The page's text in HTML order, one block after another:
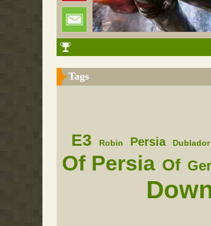
Tags
E3 Robin Persia Dublador
Of Persia Of